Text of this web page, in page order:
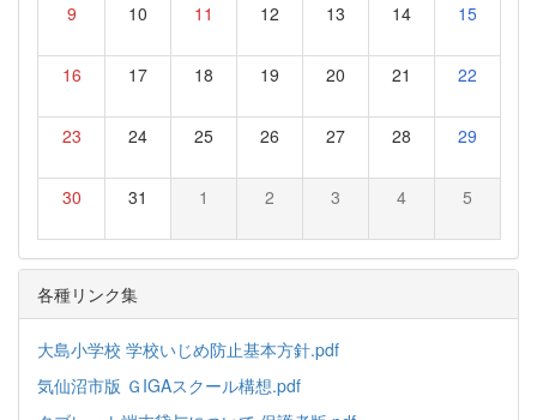
9 10 11 12 13 14 15
16 17 18 19 20 21 22
23 24 25 26 27 28 29
30 31 1 2 3 4 5
各種リンク集
大島小学校 学校いじめ防止基本方針.pdf
気仙沼市版 ＧIGAスクール構想.pdf